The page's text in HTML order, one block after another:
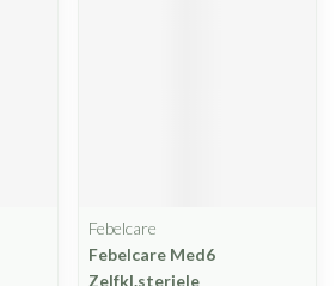
Febelcare
Febelcare Med6
Zelfkl.steriele